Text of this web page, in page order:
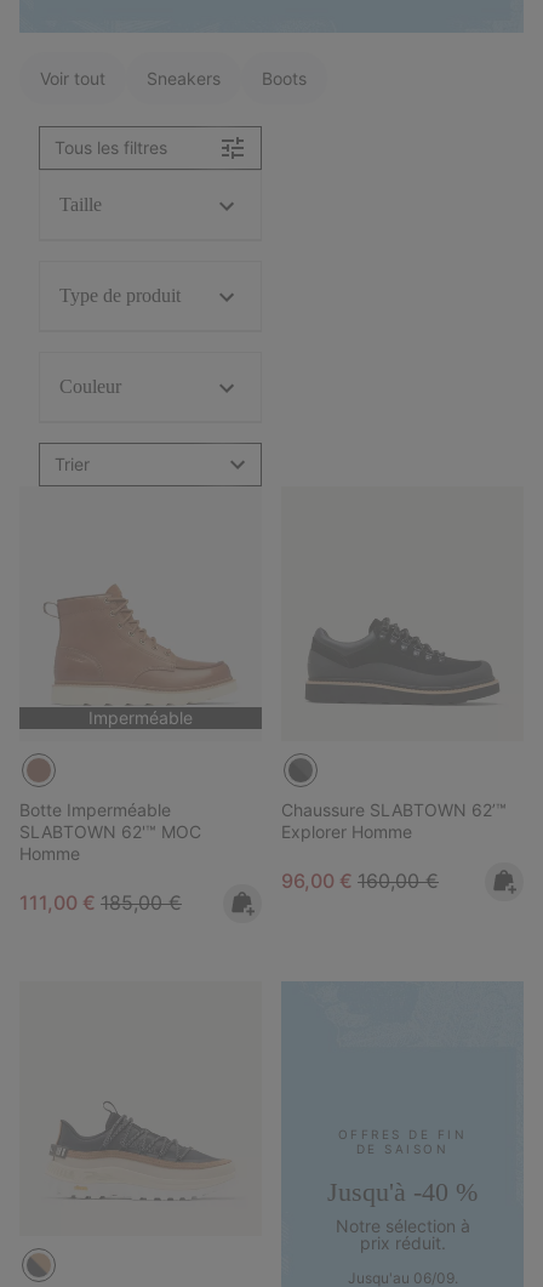
Voir tout Sneakers Boots
Tous les filtres
Taille
Type de produit
Couleur
Trier
Imperméable
Botte Imperméable
SLABTOWN 62'™ MOC
Homme
Sale price:
111,00 € Regular price:
185,00 €
Chaussure SLABTOWN 62’™
Explorer Homme
Sale price:
96,00 € Regular price:
160,00 €
OFFRES DE FIN
DE SAISON
Jusqu'à -40 %
Notre sélection à
prix réduit.
Jusqu'au 06/09.